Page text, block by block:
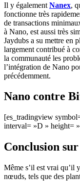
Il y également Nanex,
fonctionne très
de transactions
à Nano, est aussi très
Jaydubs a su mettre en
largement contribué à
la communauté les
l’intégration de Nano
précédemment.
Nano contre
[es_tradingview
interval= »D » height=
Conclusion
Même s’il est vrai qu’il
nœuds, tels que des